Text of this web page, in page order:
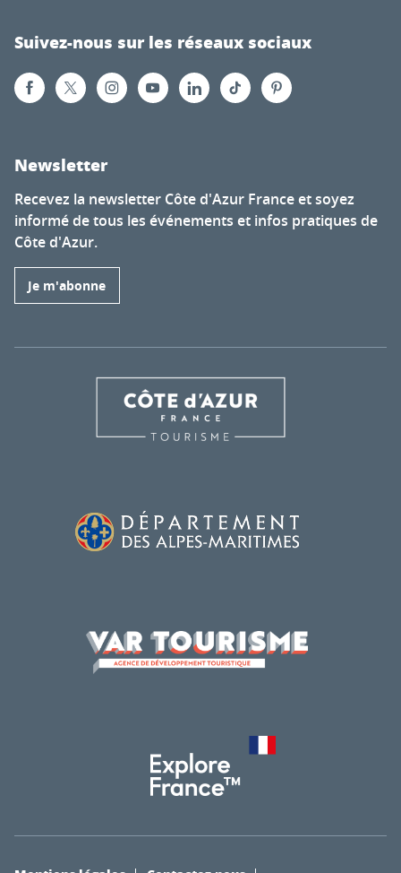
Suivez-nous sur les réseaux sociaux
Newsletter
Recevez la newsletter Côte d'Azur France et soyez
informé de tous les événements et infos pratiques de
Côte d'Azur.
Je m'abonne